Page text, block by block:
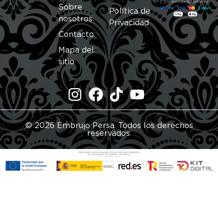
Sobre
nosotros
Contacto
Mapa del
sitio
Política de
Privacidad
© 2026 Embrujo Persa. Todos los derechos
reservados.